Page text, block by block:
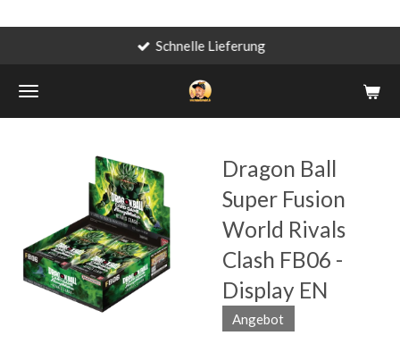
springen
Schnelle Lieferung
Dragon Ball
Super Fusion
World Rivals
Clash FB06 -
Display EN
Angebot